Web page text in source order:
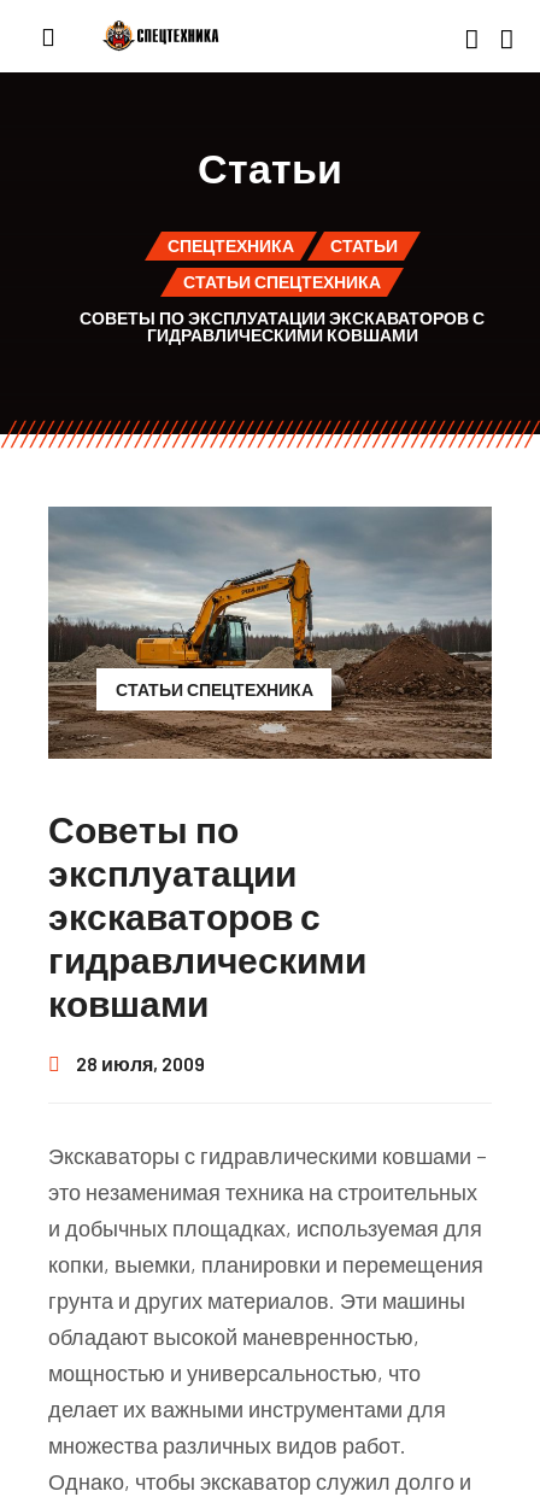
Статьи
СПЕЦТЕХНИКА
СТАТЬИ
СТАТЬИ СПЕЦТЕХНИКА
СОВЕТЫ ПО ЭКСПЛУАТАЦИИ ЭКСКАВАТОРОВ С
ГИДРАВЛИЧЕСКИМИ КОВШАМИ
СТАТЬИ СПЕЦТЕХНИКА
Советы по
эксплуатации
экскаваторов с
гидравлическими
ковшами
28 июля, 2009
Экскаваторы с гидравлическими ковшами –
это незаменимая техника на строительных
и добычных площадках, используемая для
копки, выемки, планировки и перемещения
грунта и других материалов. Эти машины
обладают высокой маневренностью,
мощностью и универсальностью, что
делает их важными инструментами для
множества различных видов работ.
Однако, чтобы экскаватор служил долго и